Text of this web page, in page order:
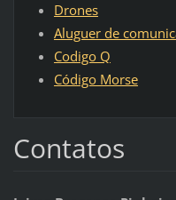
Drones
Aluguer de
Codigo Q
Código Morse
Contatos